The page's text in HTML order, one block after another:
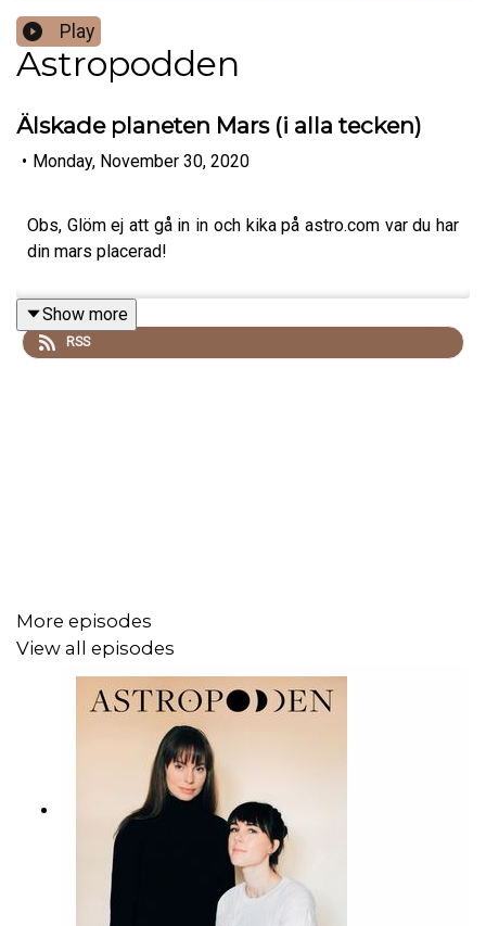
Play
Astropodden
Älskade planeten Mars (i alla tecken)
• Monday, November 30, 2020
Obs, Glöm ej att gå in in och kika på astro.com var du har
din mars placerad!
Show more
RSS
More episodes
View all episodes